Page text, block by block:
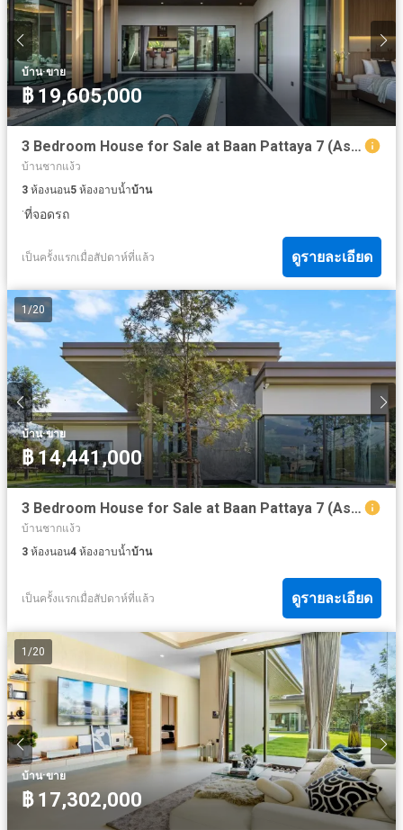
บ้าน·ขาย
฿ 19,605,000
3 Bedroom House for Sale at Baan Pattaya 7 (Ascent)
บ้านชากแง้ว
3 ห้องนอน5 ห้องอาบน้ำบ้าน
·ที่จอดรถ
เป็นครั้งแรกเมื่อสัปดาห์ที่แล้ว ดูรายละเอียด
1/20
บ้าน·ขาย
฿ 14,441,000
3 Bedroom House for Sale at Baan Pattaya 7 (Ascent)
บ้านชากแง้ว
3 ห้องนอน4 ห้องอาบน้ำบ้าน
เป็นครั้งแรกเมื่อสัปดาห์ที่แล้ว ดูรายละเอียด
1 /20
บ้าน·ขาย
฿ 17,302,000